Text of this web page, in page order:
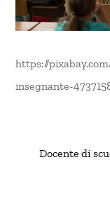
https://
insegnante-
Docente di